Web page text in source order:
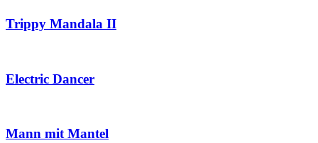
Trippy Mandala II
Electric Dancer
Mann mit Mantel